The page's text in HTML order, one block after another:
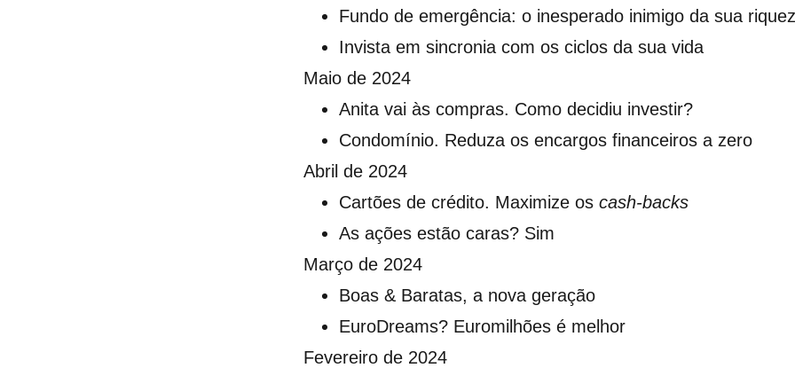
Fundo de emergência: o inesperado inimigo da sua
Invista em sincronia com os ciclos da sua vida
Maio de 2024
Anita vai às compras. Como decidiu investir?
Condomínio. Reduza os encargos financeiros a zero
Abril de 2024
Cartões de crédito. Maximize os cash-backs
As ações estão caras? Sim
Março de 2024
Boas & Baratas, a nova geração
EuroDreams? Euromilhões é melhor
Fevereiro de 2024